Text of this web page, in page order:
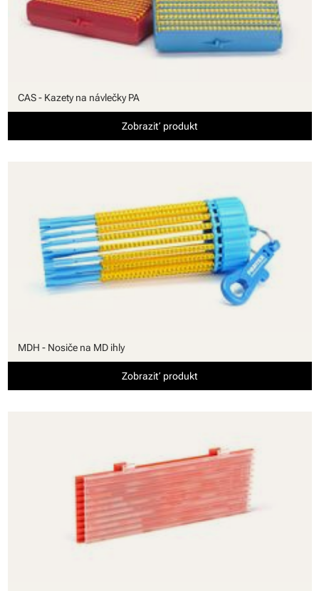
CAS - Kazety na návlečky PA
Zobraziť produkt
MDH - Nosiče na MD ihly
Zobraziť produkt